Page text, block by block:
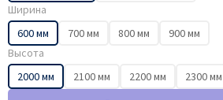
Ширина
600 мм
700 мм 800 мм
900 мм
Высота
2000 мм
2100 мм 2200 мм 2300 мм